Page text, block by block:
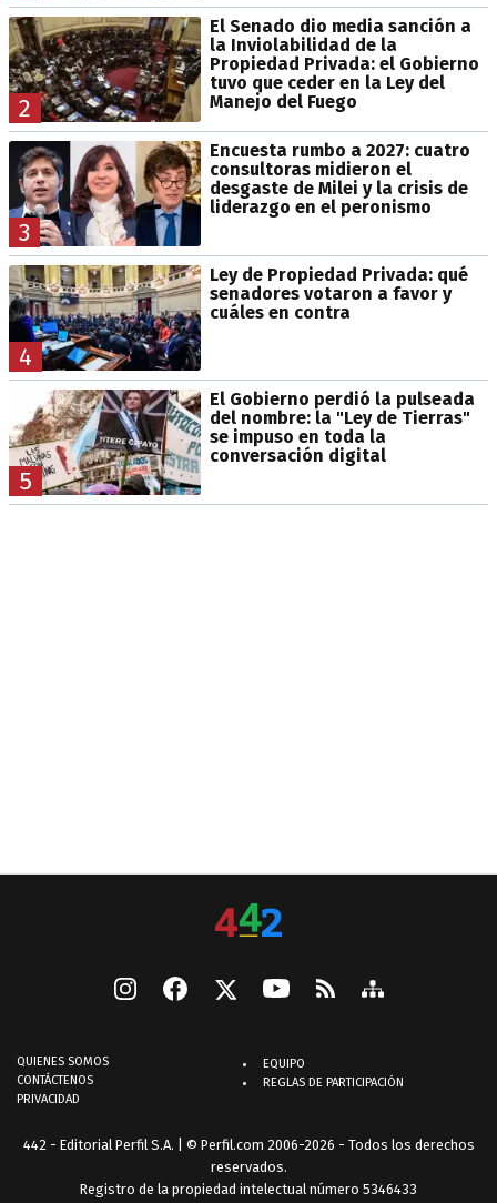
2
El Senado dio media sanción a
la Inviolabilidad de la
Propiedad Privada: el Gobierno
tuvo que ceder en la Ley del
Manejo del Fuego
3
Encuesta rumbo a 2027: cuatro
consultoras midieron el
desgaste de Milei y la crisis de
liderazgo en el peronismo
4
Ley de Propiedad Privada: qué
senadores votaron a favor y
cuáles en contra
5
El Gobierno perdió la pulseada
del nombre: la "Ley de Tierras"
se impuso en toda la
conversación digital
QUIENES SOMOS
CONTÁCTENOS
PRIVACIDAD
EQUIPO
REGLAS DE PARTICIPACIÓN
442 - Editorial Perfil S.A. | © Perfil.com 2006-2026 - Todos los derechos
reservados.
Registro de la propiedad intelectual número 5346433